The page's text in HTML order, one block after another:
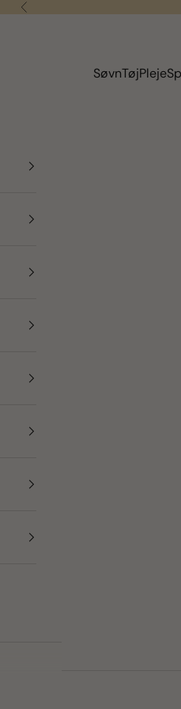
Forrige
SøvnTøjPleje